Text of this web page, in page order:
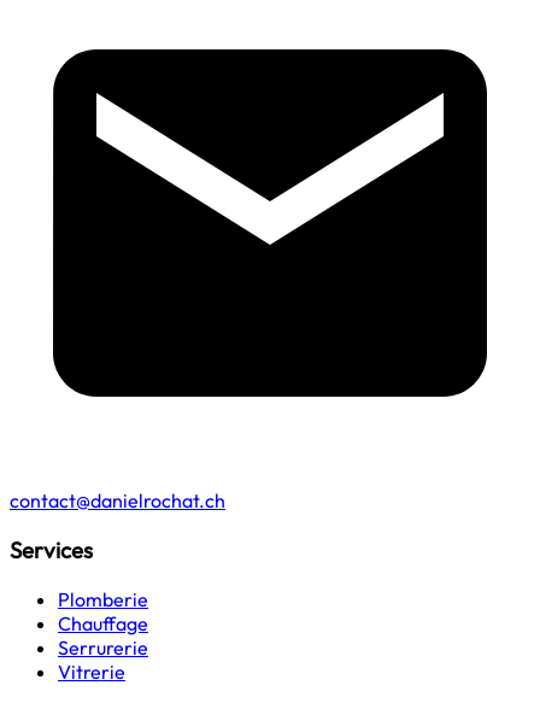
contact@danielrochat.ch
Services
Plomberie
Chauffage
Serrurerie
Vitrerie